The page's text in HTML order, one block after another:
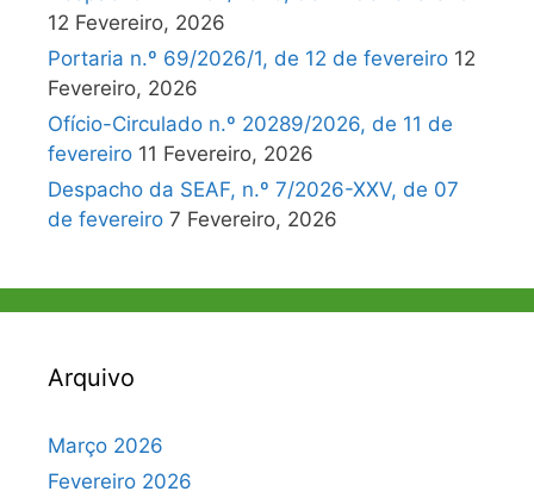
12 Fevereiro, 2026
Portaria n.º 69/2026/1, de 12 de fevereiro 12
Fevereiro, 2026
Ofício-Circulado n.º 20289/2026, de 11 de
fevereiro 11 Fevereiro, 2026
Despacho da SEAF, n.º 7/2026-XXV, de 07
de fevereiro 7 Fevereiro, 2026
Arquivo
Março 2026
Fevereiro 2026